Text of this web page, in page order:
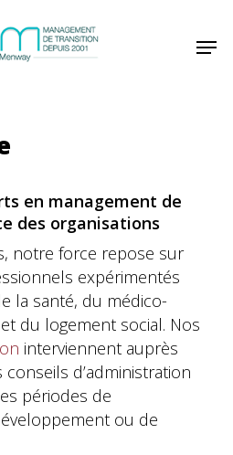
en management de
des organisations
notre force repose sur
expérimentés
la santé, du médico-
et du logement social. Nos
interviennent auprès
d’administration
périodes de
ou de